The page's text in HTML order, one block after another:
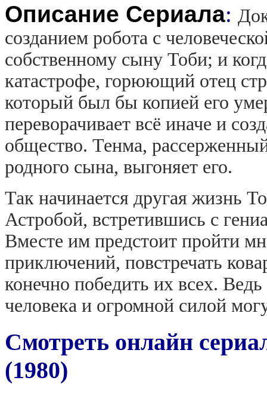
Описание Сериала:
созданием робота с
собственному сыну Тоби; и
катастрофе, горюющий отец
который был бы копией его
переворачивает всё иначе и
общество. Тенма,
родного сына, выгоняет его.
Так начинается другая жизнь
Астробой, встретившись с
Вместе им предстоит пройти
приключений, повстречать
конечно победить их всех.
человека и огромной силой
Смотреть онлайн
(1980)